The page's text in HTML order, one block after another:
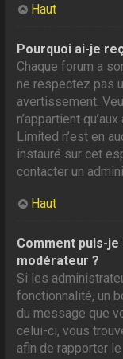
Haut
Pourquoi ai-je
Chaque forum a
ne respectez pas
avertissement.
n’appartient
Limited n’est en
instauré sur cet
contacter un
Haut
Comment puis-
modérateur ?
Si les
fonctionnalité, un
du message que
celui-ci, vous
afin de rapporter